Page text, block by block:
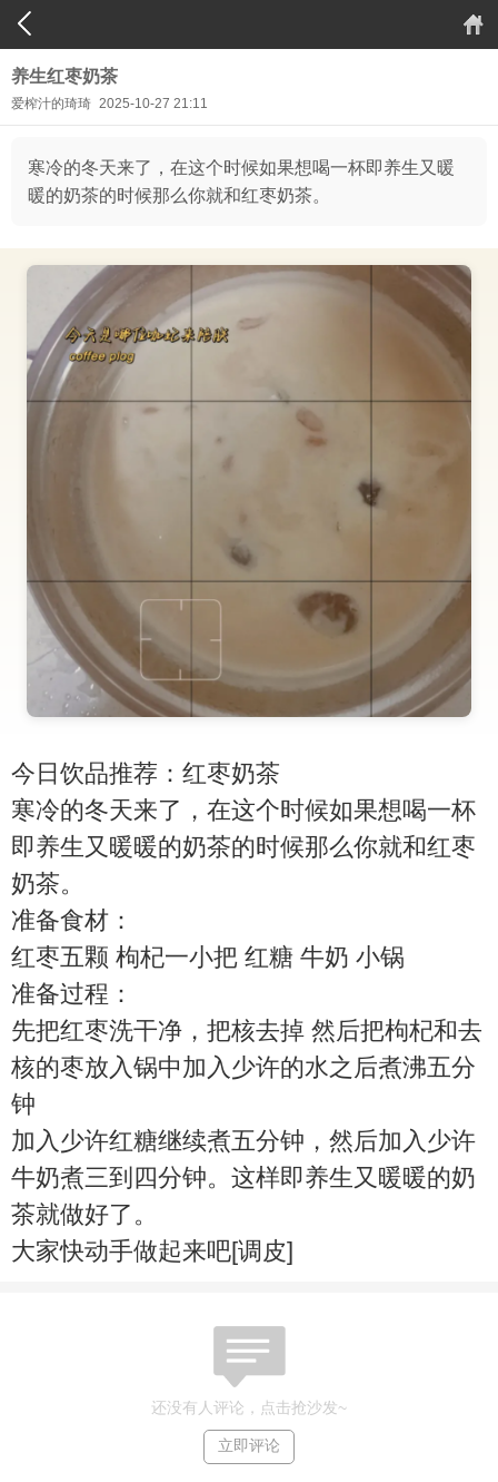
养生红枣奶茶
爱榨汁的琦琦 2025-10-27 21:11
寒冷的冬天来了，在这个时候如果想喝一杯即养生又暖
暖的奶茶的时候那么你就和红枣奶茶。
今日饮品推荐：红枣奶茶
寒冷的冬天来了，在这个时候如果想喝一杯
即养生又暖暖的奶茶的时候那么你就和红枣
奶茶。
准备食材：
红枣五颗 枸杞一小把 红糖 牛奶 小锅
准备过程：
先把红枣洗干净，把核去掉 然后把枸杞和去
核的枣放入锅中加入少许的水之后煮沸五分
钟
加入少许红糖继续煮五分钟，然后加入少许
牛奶煮三到四分钟。这样即养生又暖暖的奶
茶就做好了。
大家快动手做起来吧[调皮]
还没有人评论，点击抢沙发~
立即评论